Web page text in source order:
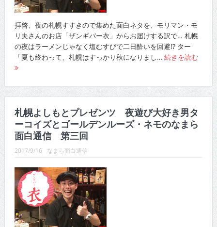
CINEMA×STYLE 294号
拝啓、夜の札幌すすきので集めた面白ネタを、モリマン・モ
リ夫さんのお店「ザンギバー衣」からお届けする訳で… 札幌
の夜はラーメンじゃなく塩むすびで二日酔いを回避!? ター
「夏も終わって、札幌はすっかり秋になりまし… 続きを読む
札幌よしもとプレゼンツ 夜遊び大好き男タ
ーコイズとゴールデンルーズ・ネモのなまら
面白通信 第三回
2017/9/16 なまら面白通信